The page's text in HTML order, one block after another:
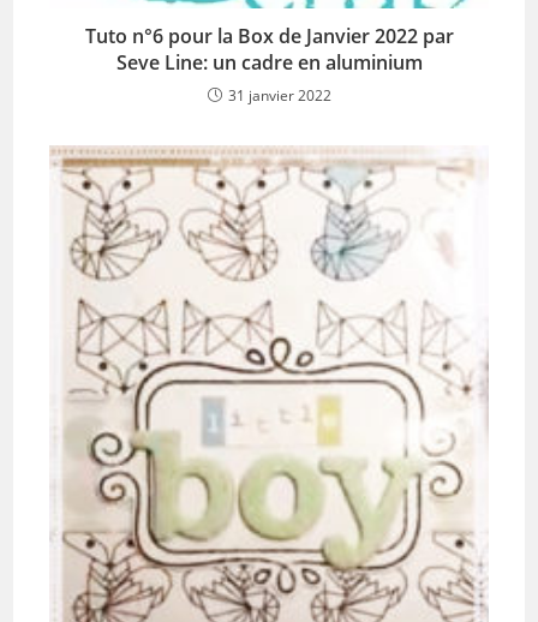
Tuto n°6 pour la Box de Janvier 2022 par
Seve Line: un cadre en aluminium
31 janvier 2022